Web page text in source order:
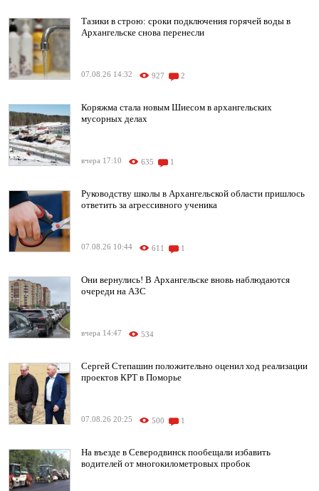
Тазики в строю: сроки подключения горячей воды в
Архангельске снова перенесли
07.08.26 14:32 927 2
Коряжма стала новым Шиесом в архангельских
мусорных делах
вчера 17:10 635 1
Руководству школы в Архангельской области пришлось
ответить за агрессивного ученика
07.08.26 10:44 611 1
Они вернулись! В Архангельске вновь наблюдаются
очереди на АЗС
вчера 14:47 534
Сергей Степашин положительно оценил ход реализации
проектов КРТ в Поморье
07.08.26 20:25 500 1
На въезде в Северодвинск пообещали избавить
водителей от многокилометровых пробок